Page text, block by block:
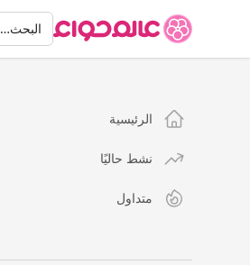
البحثالبحث…
الرئيسية
نشط حاليًا
متداول